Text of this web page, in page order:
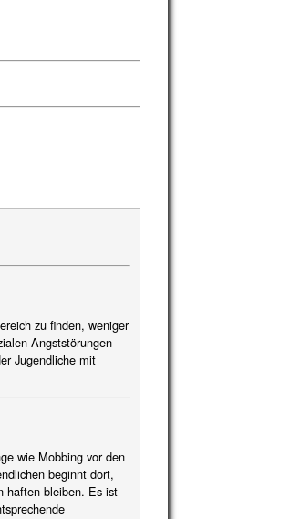
zu finden, weniger
Angststörungen
Jugendliche mit
wie Mobbing vor den
beginnt dort,
haften bleiben. Es ist